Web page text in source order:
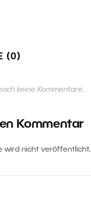
(0)
keine Kommentare.
Kommentar
wird nicht veröffentlicht.